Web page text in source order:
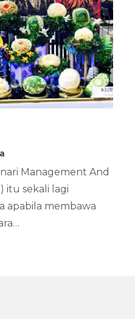
Management And
itu sekali lagi
apabila membawa